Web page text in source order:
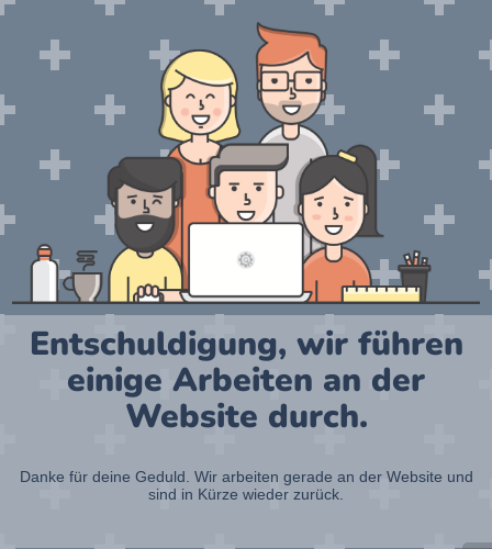
Entschuldigung, wir führen
einige Arbeiten an der
Website durch.
Danke für deine Geduld. Wir arbeiten gerade an der Website und
sind in Kürze wieder zurück.